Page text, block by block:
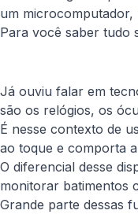
um microcomputador,
Para você saber tudo
Já ouviu falar em
são os relógios, os
É nesse contexto de
ao toque e comporta
O diferencial desse
monitorar batimentos
Grande parte dessas